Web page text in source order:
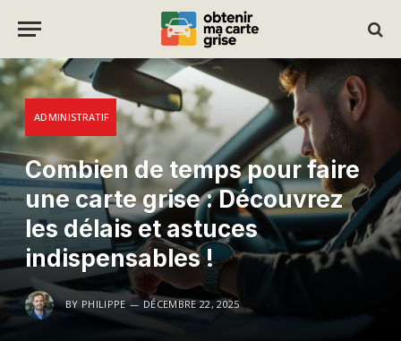
ADMINISTRATIF
Combien de temps pour faire
une carte grise : Découvrez
les délais et astuces
indispensables !
BY PHILIPPE DÉCEMBRE 22, 2025